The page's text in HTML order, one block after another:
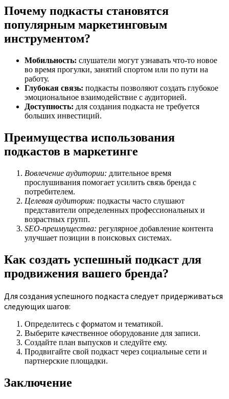
Почему подкасты становятся
популярным маркетинговым
инструментом?
Мобильность: слушатели могут узнавать что-то новое
во время прогулки, занятий спортом или по пути на
работу.
Глубокая связь: подкасты позволяют создать глубокое
эмоциональное взаимодействие с аудиторией.
Доступность: для создания подкаста не требуется
больших инвестиций.
Преимущества использования
подкастов в маркетинге
Вовлечение аудитории: длительное время
прослушивания помогает усилить связь бренда с
потребителем.
Целевая аудитория: подкасты часто слушают
представители определенных профессиональных и
возрастных групп.
SEO-преимущества: регулярное добавление контента
улучшает позиции в поисковых системах.
Как создать успешный подкаст для
продвижения вашего бренда?
Для создания успешного подкаста следует придерживаться
следующих шагов:
Определитесь с форматом и тематикой.
Выберите качественное оборудование для записи.
Создайте план выпусков и следуйте ему.
Продвигайте свой подкаст через социальные сети и
партнерские площадки.
Заключение